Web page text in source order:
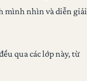
mình nhìn và diễn giải
qua các lớp này, từ